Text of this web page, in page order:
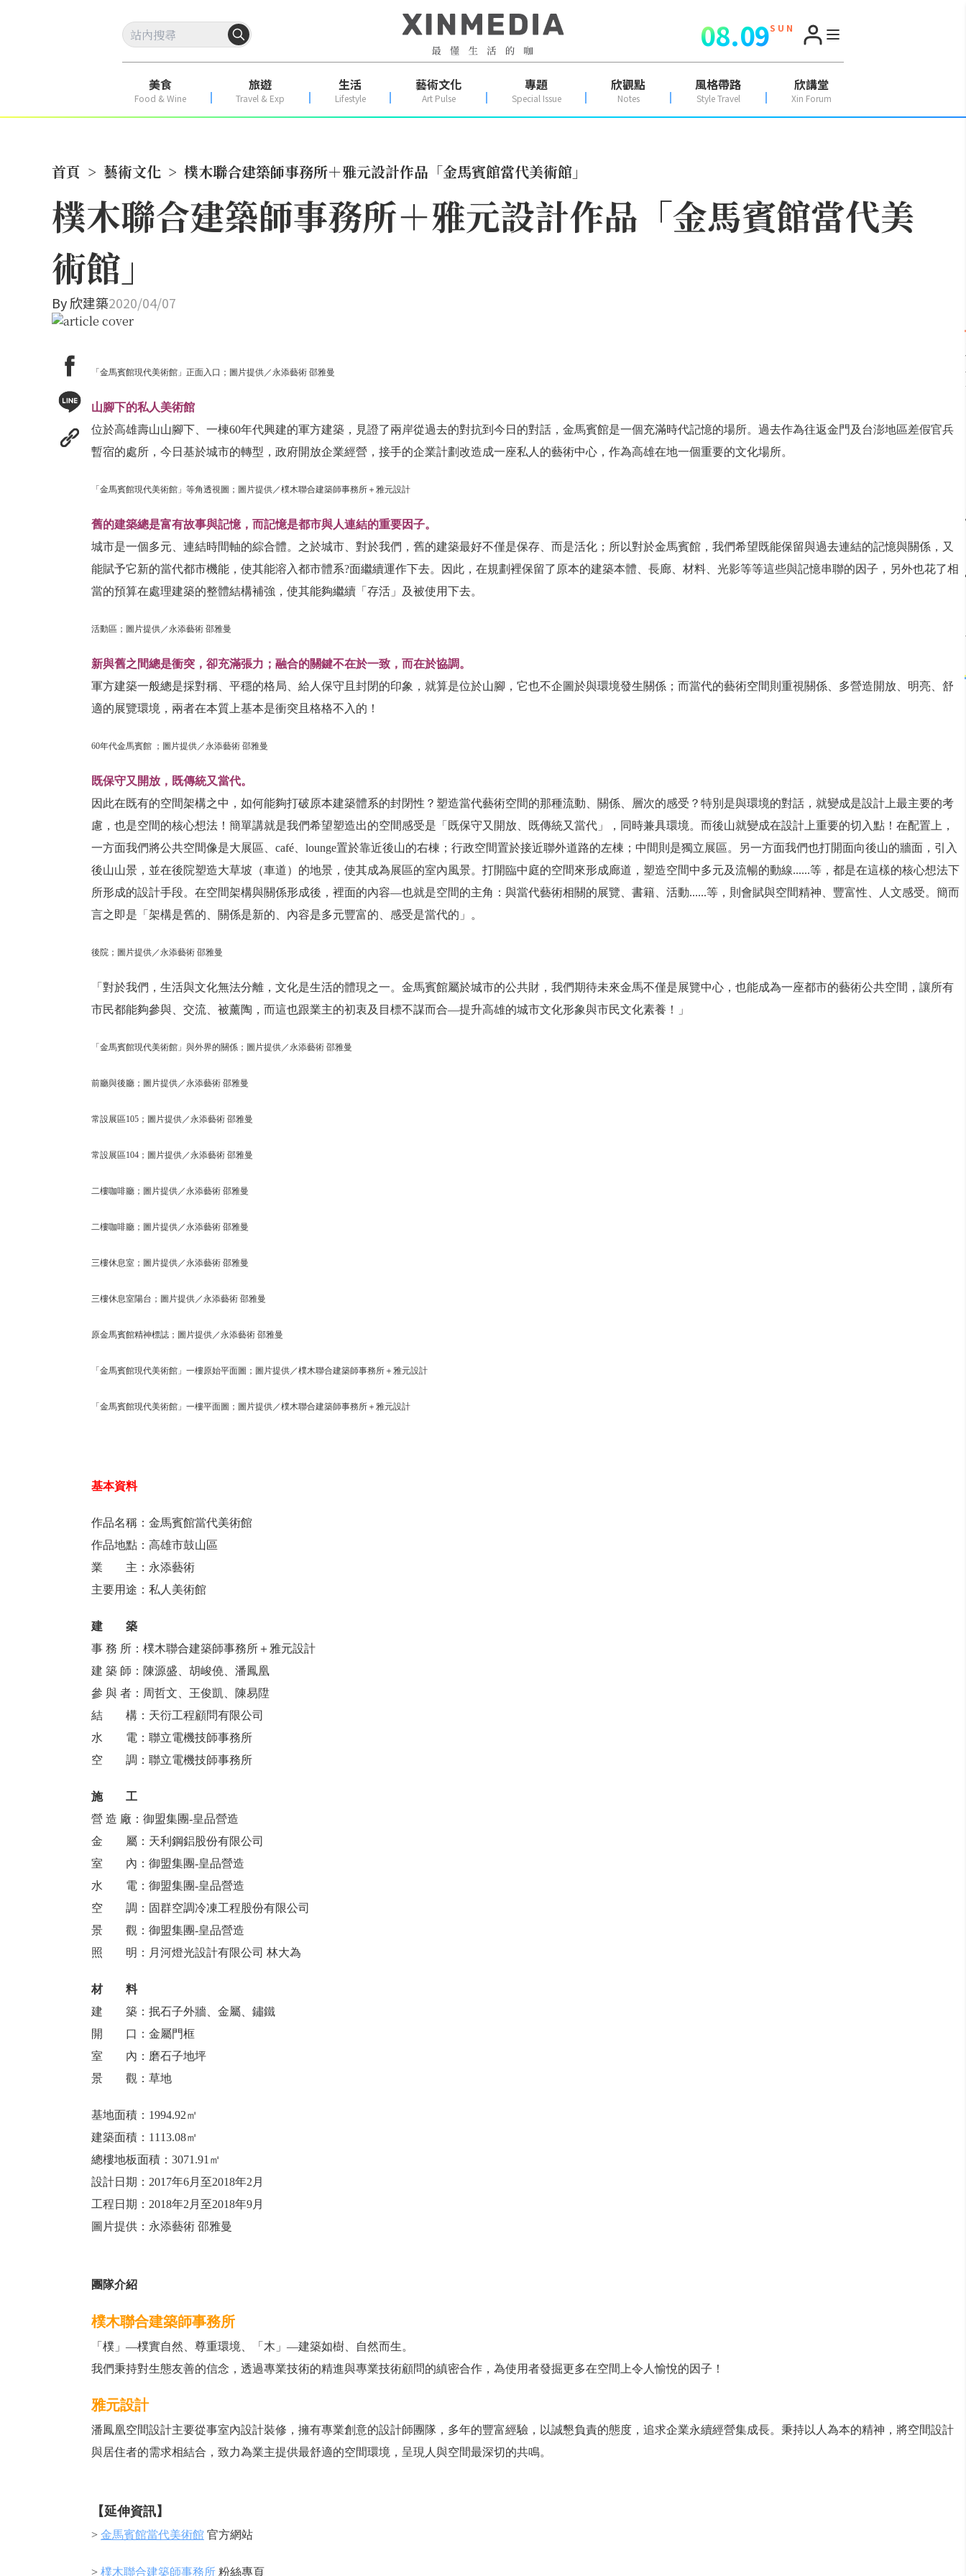
08.09S U N
美食
Food & Wine
旅遊
Travel & Exp
生活
Lifestyle
藝術文化
Art Pulse
專題
Special Issue
欣觀點
Notes
風格帶路
Style Travel
欣講堂
Xin Forum
首頁 > 藝術文化 > 樸木聯合建築師事務所＋雅元設計作品「金馬賓館當代美術館」
樸木聯合建築師事務所＋雅元設計作品「金馬賓館當代美
術館」
By欣建築2020/04/07
「金馬賓館現代美術館」正面入口；圖片提供／永添藝術 邵雅曼
山腳下的私人美術館
位於高雄壽山山腳下、一棟60年代興建的軍方建築，見證了兩岸從過去的對抗到今日的對話，金馬賓館是一個充滿時代記憶的場所。過去作為往返金門及台澎地區差假官兵
暫宿的處所，今日基於城市的轉型，政府開放企業經營，接手的企業計劃改造成一座私人的藝術中心，作為高雄在地一個重要的文化場所。
「金馬賓館現代美術館」等角透視圖；圖片提供／樸木聯合建築師事務所＋雅元設計
舊的建築總是富有故事與記憶，而記憶是都市與人連結的重要因子。
城市是一個多元、連結時間軸的綜合體。之於城市、對於我們，舊的建築最好不僅是保存、而是活化；所以對於金馬賓館，我們希望既能保留與過去連結的記憶與關係，又
能賦予它新的當代都市機能，使其能溶入都市體系?面繼續運作下去。因此，在規劃裡保留了原本的建築本體、長廊、材料、光影等等這些與記憶串聯的因子，另外也花了相
當的預算在處理建築的整體結構補強，使其能夠繼續「存活」及被使用下去。
活動區；圖片提供／永添藝術 邵雅曼
新與舊之間總是衝突，卻充滿張力；融合的關鍵不在於一致，而在於協調。
軍方建築一般總是採對稱、平穩的格局、給人保守且封閉的印象，就算是位於山腳，它也不企圖於與環境發生關係；而當代的藝術空間則重視關係、多營造開放、明亮、舒
適的展覽環境，兩者在本質上基本是衝突且格格不入的！
60年代金馬賓館 ；圖片提供／永添藝術 邵雅曼
既保守又開放，既傳統又當代。
因此在既有的空間架構之中，如何能夠打破原本建築體系的封閉性？塑造當代藝術空間的那種流動、關係、層次的感受？特別是與環境的對話，就變成是設計上最主要的考
慮，也是空間的核心想法！簡單講就是我們希望塑造出的空間感受是「既保守又開放、既傳統又當代」，同時兼具環境。而後山就變成在設計上重要的切入點！在配置上，
一方面我們將公共空間像是大展區、café、lounge置於靠近後山的右棟；行政空間置於接近聯外道路的左棟；中間則是獨立展區。另一方面我們也打開面向後山的牆面，引入
後山山景，並在後院塑造大草坡（車道）的地景，使其成為展區的室內風景。打開臨中庭的空間來形成廊道，塑造空間中多元及流暢的動線......等，都是在這樣的核心想法下
所形成的設計手段。在空間架構與關係形成後，裡面的內容—也就是空間的主角：與當代藝術相關的展覽、書籍、活動......等，則會賦與空間精神、豐富性、人文感受。簡而
言之即是「架構是舊的、關係是新的、內容是多元豐富的、感受是當代的」。
後院；圖片提供／永添藝術 邵雅曼
「對於我們，生活與文化無法分離，文化是生活的體現之一。金馬賓館屬於城市的公共財，我們期待未來金馬不僅是展覽中心，也能成為一座都市的藝術公共空間，讓所有
市民都能夠參與、交流、被薰陶，而這也跟業主的初衷及目標不謀而合—提升高雄的城市文化形象與市民文化素養！」
「金馬賓館現代美術館」與外界的關係；圖片提供／永添藝術 邵雅曼
前廳與後廳；圖片提供／永添藝術 邵雅曼
常設展區105；圖片提供／永添藝術 邵雅曼
常設展區104；圖片提供／永添藝術 邵雅曼
二樓咖啡廳；圖片提供／永添藝術 邵雅曼
二樓咖啡廳；圖片提供／永添藝術 邵雅曼
三樓休息室；圖片提供／永添藝術 邵雅曼
三樓休息室陽台；圖片提供／永添藝術 邵雅曼
原金馬賓館精神標誌；圖片提供／永添藝術 邵雅曼
「金馬賓館現代美術館」一樓原始平面圖；圖片提供／樸木聯合建築師事務所＋雅元設計
「金馬賓館現代美術館」一樓平面圖；圖片提供／樸木聯合建築師事務所＋雅元設計
基本資料
作品名稱：金馬賓館當代美術館
作品地點：高雄市鼓山區
業 主：永添藝術
主要用途：私人美術館
建 築
事 務 所：樸木聯合建築師事務所＋雅元設計
建 築 師：陳源盛、胡峻僥、潘鳳凰
參 與 者：周哲文、王俊凱、陳易陞
結 構：天衍工程顧問有限公司
水 電：聯立電機技師事務所
空 調：聯立電機技師事務所
施 工
營 造 廠：御盟集團-皇品營造
金 屬：天利鋼鋁股份有限公司
室 內：御盟集團-皇品營造
水 電：御盟集團-皇品營造
空 調：固群空調冷凍工程股份有限公司
景 觀：御盟集團-皇品營造
照 明：月河燈光設計有限公司 林大為
材 料
建 築：抿石子外牆、金屬、鏽鐵
開 口：金屬門框
室 內：磨石子地坪
景 觀：草地
基地面積：1994.92㎡
建築面積：1113.08㎡
總樓地板面積：3071.91㎡
設計日期：2017年6月至2018年2月
工程日期：2018年2月至2018年9月
圖片提供：永添藝術 邵雅曼
團隊介紹
樸木聯合建築師事務所
「樸」—樸實自然、尊重環境、「木」—建築如樹、自然而生。
我們秉持對生態友善的信念，透過專業技術的精進與專業技術顧問的縝密合作，為使用者發掘更多在空間上令人愉悅的因子！
雅元設計
潘鳳凰空間設計主要從事室內設計裝修，擁有專業創意的設計師團隊，多年的豐富經驗，以誠懇負責的態度，追求企業永續經營集成長。秉持以人為本的精神，將空間設計
與居住者的需求相結合，致力為業主提供最舒適的空間環境，呈現人與空間最深切的共鳴。
【延伸資訊】
> 金馬賓館當代美術館 官方網站
> 樸木聯合建築師事務所 粉絲專頁